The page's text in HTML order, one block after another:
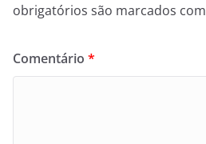
obrigatórios são marcados com
Comentário *